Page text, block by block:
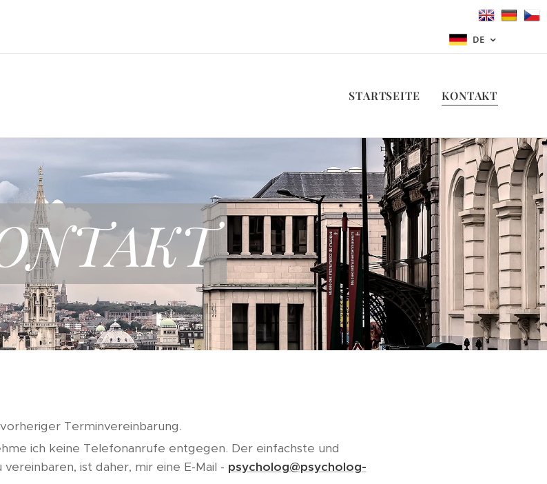
DE
STARTSEITE KONTAKT
Terminvereinbarung.
ich keine Telefonanrufe entgegen. Der einfachste und
ist daher, mir eine E-Mail - psycholog@psycholog-